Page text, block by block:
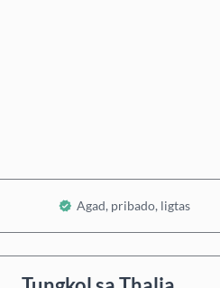
Agad, pribado, ligtas